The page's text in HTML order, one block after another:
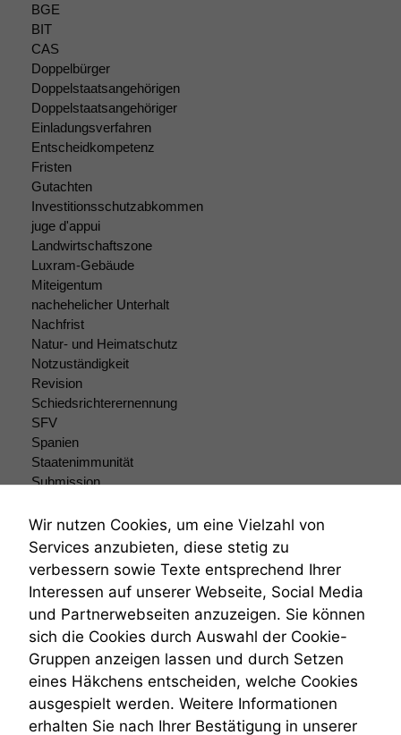
BGE
BIT
CAS
Doppelbürger
Doppelstaatsangehörigen
Doppelstaatsangehöriger
Einladungsverfahren
Entscheidkompetenz
Fristen
Gutachten
Investitionsschutzabkommen
juge d'appui
Landwirtschaftszone
Luxram-Gebäude
Miteigentum
nachehelicher Unterhalt
Nachfrist
Natur- und Heimatschutz
Notzuständigkeit
Revision
Schiedsrichterernennung
SFV
Spanien
Staatenimmunität
Submission
Teilungsklage
Venezuela
VRK
Wiederherstellungsanordnung
Zivilprozessordnung
ZPO
Zustellfiktion
Zuständigkeit
Öffentliches Personalrecht
Öffentlichkeitsprinzip
Wir nutzen Cookies, um eine Vielzahl von
Services anzubieten, diese stetig zu
verbessern sowie Texte entsprechend Ihrer
Interessen auf unserer Webseite, Social Media
und Partnerwebseiten anzuzeigen. Sie können
sich die Cookies durch Auswahl der Cookie-
Gruppen anzeigen lassen und durch Setzen
eines Häkchens entscheiden, welche Cookies
ausgespielt werden. Weitere Informationen
erhalten Sie nach Ihrer Bestätigung in unserer
zu 100%
Marketing
Wir speichern
anonyme Daten ab,
um interne
marketingtechnische
Auswertungen
durchführen zu
können. Diese helfen
uns, unsere Website
zu verbessern.